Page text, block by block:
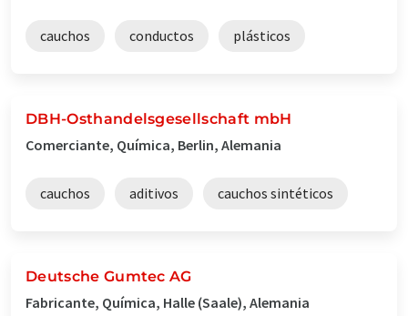
cauchos conductos plásticos
DBH-Osthandelsgesellschaft mbH
Comerciante, Química, Berlin, Alemania
cauchos aditivos cauchos sintéticos
Deutsche Gumtec AG
Fabricante, Química, Halle (Saale), Alemania